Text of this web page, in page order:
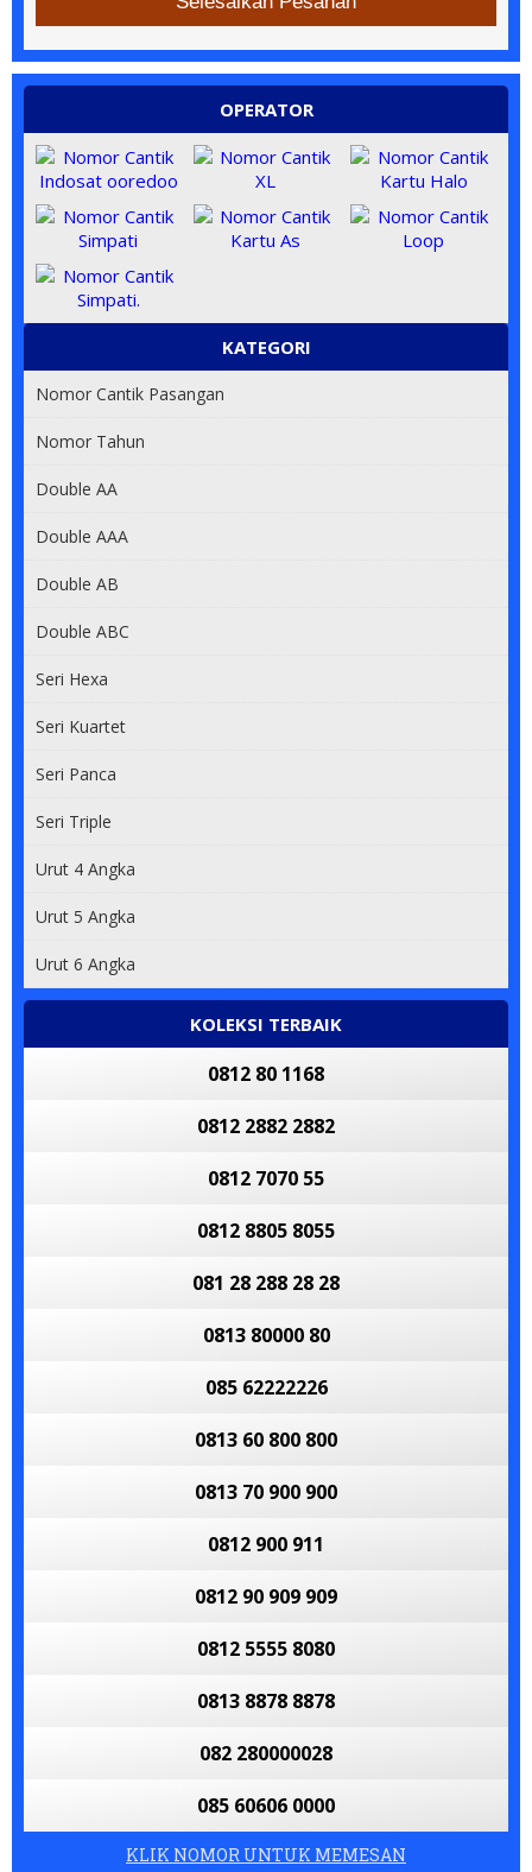
OPERATOR
KATEGORI
Nomor Cantik Pasangan
Nomor Tahun
Double AA
Double AAA
Double AB
Double ABC
Seri Hexa
Seri Kuartet
Seri Panca
Seri Triple
Urut 4 Angka
Urut 5 Angka
Urut 6 Angka
KOLEKSI TERBAIK
0812 80 1168
0812 2882 2882
0812 7070 55
0812 8805 8055
081 28 288 28 28
0813 80000 80
085 62222226
0813 60 800 800
0813 70 900 900
0812 900 911
0812 90 909 909
0812 5555 8080
0813 8878 8878
082 280000028
085 60606 0000
KLIK NOMOR UNTUK MEMESAN